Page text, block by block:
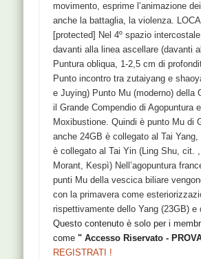
movimento, esprime l’animazione
anche la battaglia, la violenza.
[protected] Nel 4º spazio
davanti alla linea ascellare (davanti
Puntura obliqua, 1-2,5 cm di
Punto incontro tra zutaiyang e
e Juying) Punto Mu (moderno) della
il Grande Compendio di Agopuntura e
Moxibustione. Quindi è punto Mu di
anche 24GB è collegato al Tai Yang,
è collegato al Tai Yin (Ling Shu, cit.
Morant, Kespì) Nell’agopuntura
punti Mu della vescica biliare
con la primavera come
rispettivamente dello Yang (23GB) e
Questo contenuto è solo per i
come" Accesso Riservato -
REGISTRATI !